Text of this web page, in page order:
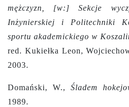
mężczyzn, [w:] Sekcje
Inżynierskiej i Politechniki
sportu akademickiego w
red. Kukiełka Leon,
2003.
Domański, W., Śladem
1989.